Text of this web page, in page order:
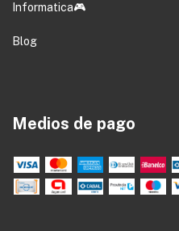
Informatica🎮
Blog
Medios de pago